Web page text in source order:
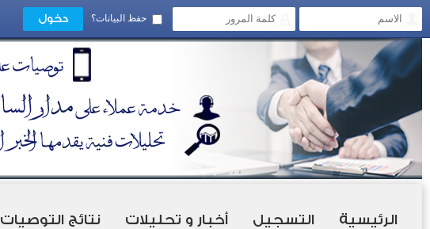
حفظ البيانات؟
الرئيسية التسجيل أخبار و تحليلات نتائج التوصيات